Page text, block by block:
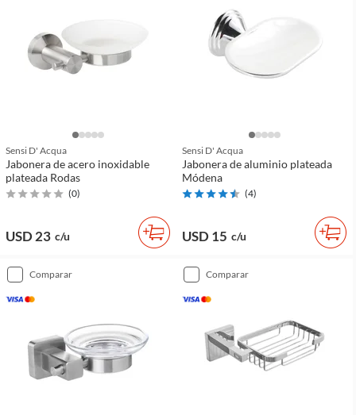
Sensi D' Acqua
Jabonera de acero inoxidable
plateada Rodas
(0)
USD 23 c/u
Sensi D' Acqua
Jabonera de aluminio plateada
Módena
(4)
USD 15 c/u
comparar comparar